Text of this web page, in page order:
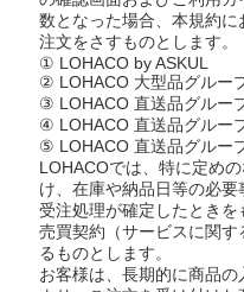
数となった場合、本規約
注文をさすものとします。
① LOHACO by ASKUL
② LOHACO 大型品グルー
③ LOHACO 直送品グルー
④ LOHACO 直送品グルー
⑤ LOHACO 直送品グルー
LOHACOでは、特に定め
け、在庫や納品日等の必
受注処理が確定したとき
売買契約（サービスに関
るものとします。
お客様は、長期的に商品